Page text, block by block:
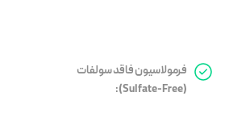
فرمولاسیون فاقد سولفات
(Sulfate-Free):